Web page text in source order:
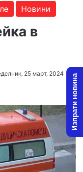
Новини
в
25 март, 2024 Изпрати новина